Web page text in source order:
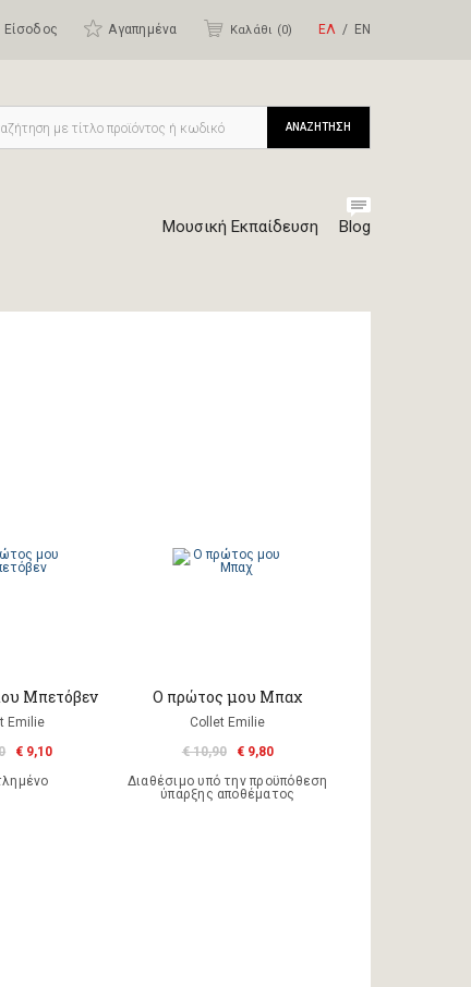
Είσοδος Αγαπημένα Καλάθι (0) ΕΛ ΕΝ
Μουσική Εκπαίδευση Blog
ΑΝΑΖΗΤΗΣΗ
Μπετόβεν
Emilie
€ 9,10
Ο πρώτος μου Μπαχ
Collet Emilie
€ 10,90
€ 9,80
Διαθέσιμο υπό την προϋπόθεση
ύπαρξης αποθέματος